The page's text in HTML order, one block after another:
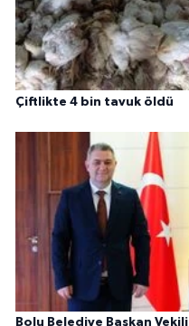
Çiftlikte 4 bin tavuk öldü
Bolu Belediye Başkan Vekili